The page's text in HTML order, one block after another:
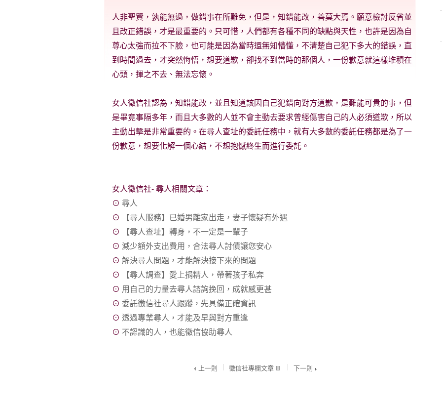
人非聖賢，孰能無過，做錯事在所難免，但是，知錯能改，善莫大焉。願意檢討反省並
且改正錯誤，才是最重要的。只可惜，人們都有各種不同的缺點與天性，也許是因為自
尊心太強而拉不下臉，也可能是因為當時還無知懵懂，不清楚自己犯下多大的錯誤，直
到時間過去，才突然悔悟，想要道歉，卻找不到當時的那個人，一份歉意就這樣堆積在
心頭，揮之不去、無法忘懷。
女人徵信社認為，知錯能改，並且知道該因自己犯錯向對方道歉，是難能可貴的事，但
是畢竟事隔多年，而且大多數的人並不會主動去要求曾經傷害自己的人必須道歉，所以
主動出擊是非常重要的。在尋人查址的委託任務中，就有大多數的委託任務都是為了一
份歉意，想要化解一個心結，不想抱憾終生而進行委託。
女人徵信社- 尋人相關文章：
⊙ 尋人
⊙
【尋人服務】已婚男離家出走，妻子懷疑有外遇
⊙
【尋人查址】轉身，不一定是一輩子
⊙ 減少額外支出費用，合法尋人討債讓您安心
⊙ 解決尋人問題，才能解決接下來的問題
⊙
【尋人調查】愛上捐精人，帶著孩子私奔
⊙ 用自己的力量去尋人諮詢挽回，成就感更甚
⊙ 委託徵信社尋人跟蹤，先具備正確資訊
⊙ 透過專業尋人，才能及早與對方重逢
⊙ 不認識的人，也能徵信協助尋人
上一則 徵信社專欄文章 下一則